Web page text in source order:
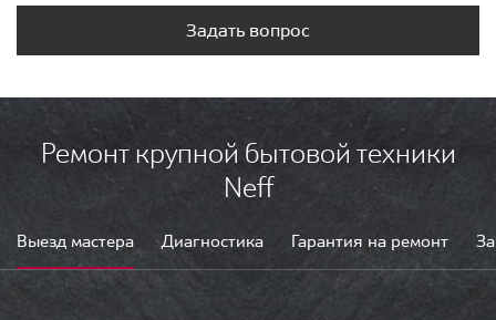
Задать вопрос
Ремонт крупной бытовой техники
Neff
Выезд мастера Диагностика Гарантия на ремонт